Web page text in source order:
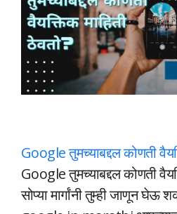
Google तुमच्याबद्दल कोणती
Google तुमच्याबद्दल कोणती
सोप्या मार्गांनी तुम्ही जाणून घेऊ